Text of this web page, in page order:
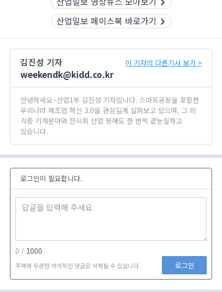
산업일보 페이스북 바로가기
김진성 기자
weekendk@kidd.co.kr
이 기자의 다른기사 보기 >
안녕하세요~산업1부 김진성 기자입니다. 스마트공장을 포함한
우리나라 제조업 혁신 3.0을 관심깊게 살펴보고 있으며, 그 외
각종 기계분야와 전시회 산업 등에도 한 번씩 곁눈질하고
있습니다.
로그인이 필요합니다.
0 / 1000
주제와 무관한 악의적인 댓글은 삭제될 수 있습니다. 로그인